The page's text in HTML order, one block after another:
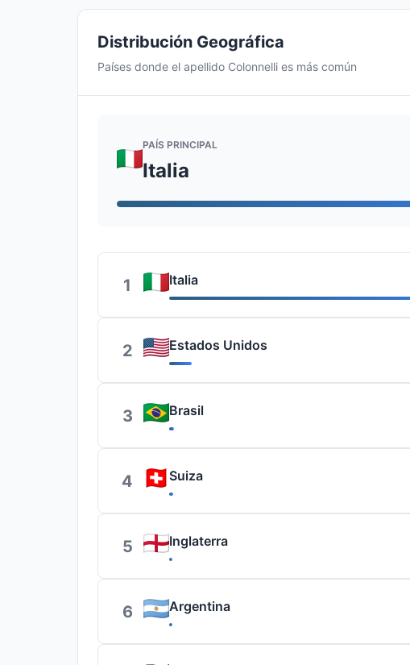
Distribución Geográfica
Países donde el apellido Colonnelli es más común
PAÍS PRINCIPAL
Italia
1 Italia
2 Estados Unidos
3 Brasil
4 Suiza
5 Inglaterra
6 Argentina